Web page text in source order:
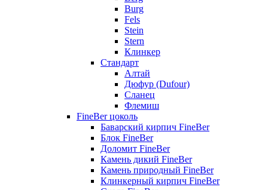
Burg
Fels
Stein
Stern
Клинкер
Стандарт
Алтай
Дюфур (Dufour)
Сланец
Флемиш
FineBer цоколь
Баварский кирпич FineBer
Блок FineBer
Доломит FineBer
Камень дикий FineBer
Камень природный FineBer
Клинкерный кирпич FineBer